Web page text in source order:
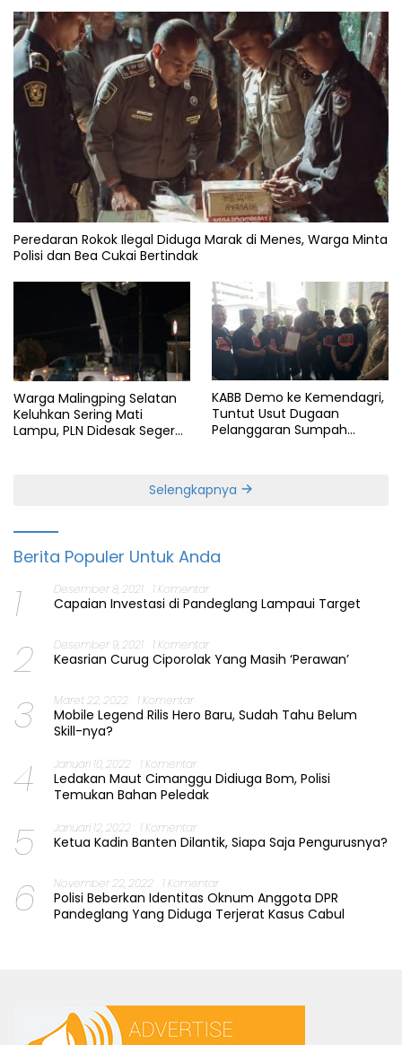
Peredaran Rokok Ilegal Diduga Marak di Menes, Warga Minta
Polisi dan Bea Cukai Bertindak
Warga Malingping Selatan
Keluhkan Sering Mati
Lampu, PLN Didesak Segera
KABB Demo ke Kemendagri,
Tuntut Usut Dugaan
Pelanggaran Sumpah
Selengkapnya
Berita Populer Untuk Anda
1 Desember 8, 2021 1 Komentar
Capaian Investasi di Pandeglang Lampaui Target
2 Desember 9, 2021 1 Komentar
Keasrian Curug Ciporolak Yang Masih ‘Perawan’
3 Maret 22, 2022 1 Komentar
Mobile Legend Rilis Hero Baru, Sudah Tahu Belum
Skill-nya?
4 Januari 10, 2022 1 Komentar
Ledakan Maut Cimanggu Didiuga Bom, Polisi
Temukan Bahan Peledak
5 Januari 12, 2022 1 Komentar
Ketua Kadin Banten Dilantik, Siapa Saja Pengurusnya?
6 November 22, 2022 1 Komentar
Polisi Beberkan Identitas Oknum Anggota DPR
Pandeglang Yang Diduga Terjerat Kasus Cabul